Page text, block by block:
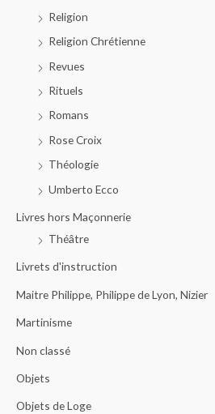
Religion
Religion Chrétienne
Revues
Rituels
Romans
Rose Croix
Théologie
Umberto Ecco
Livres hors Maçonnerie
Théâtre
Livrets d'instruction
Maitre Philippe, Philippe de Lyon, Nizier
Martinisme
Non classé
Objets
Objets de Loge